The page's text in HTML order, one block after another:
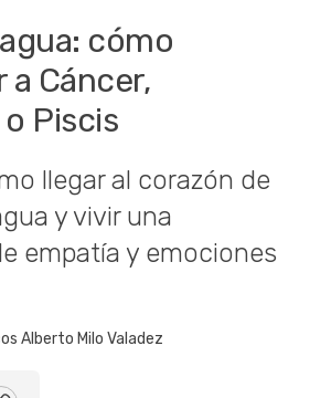
cómo
Cáncer,
Piscis
llegar al corazón de
y vivir una
empatía y emociones
Alberto Milo Valadez